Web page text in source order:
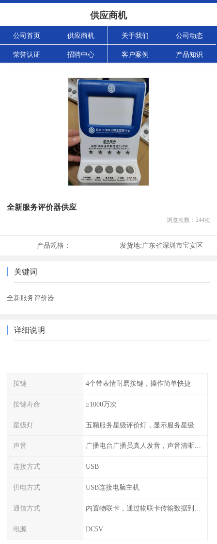
供应商机
公司首页 供应商机 关于我们 公司动态
荣誉认证 招聘中心 客户案例 产品知识
全新服务评价器供应
浏览次数： 244次
产品规格： 发货地:广东省深圳市宝安区
关键词
全新服务评价器
详细说明
按键 4个带表情耐磨按键，操作简单快捷
按键寿命 ≥1000万次
星级灯 五颗服务星级评价灯，显示服务星级
声音 广播电台广播员真人发音，声音清晰甜美
连接方式 USB
供电方式 USB连接电脑主机
通信方式
电源 DC5V